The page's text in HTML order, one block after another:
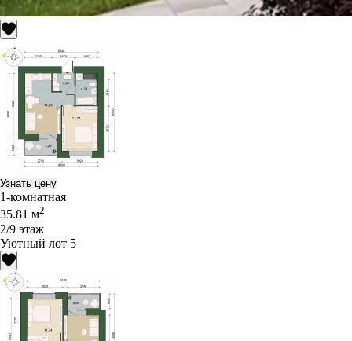
Узнать цену
1-комнатная
35.81 м2
2/9 этаж
Уютный лот 5